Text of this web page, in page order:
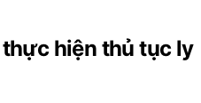
hiện thủ tục ly